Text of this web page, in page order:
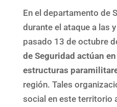
En el departamento de
durante el ataque a las
pasado 13 de octubre
de Seguridad actúan
estructuras
región. Tales
social en este territorio